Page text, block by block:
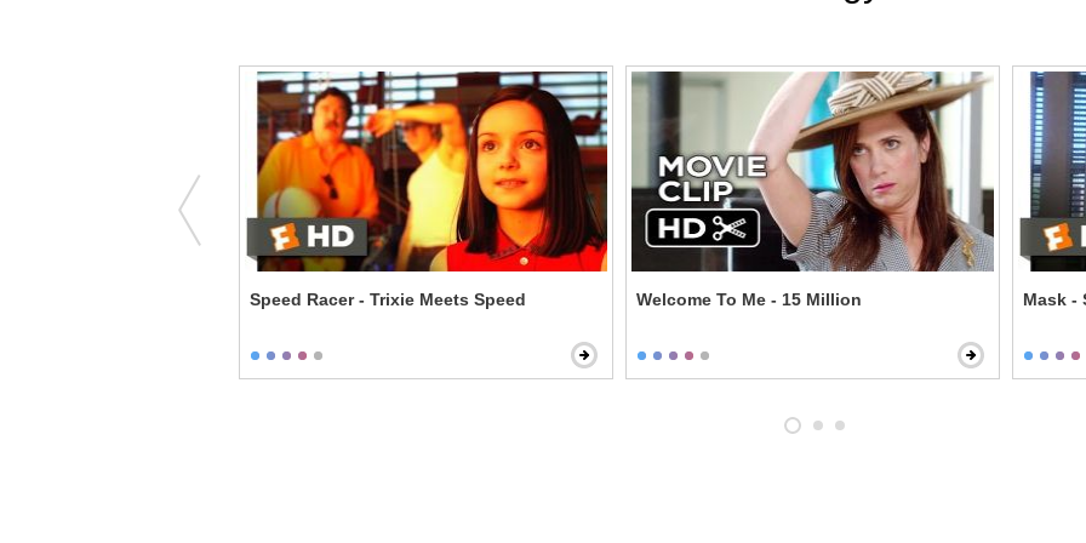
Speed Racer - Trixie Meets Speed Welcome To Me - 15 Million Mask -